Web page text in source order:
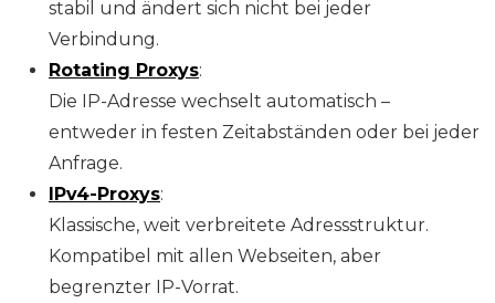
stabil und ändert sich nicht bei jeder
Verbindung.
Rotating Proxys:
Die IP-Adresse wechselt automatisch –
entweder in festen Zeitabständen oder bei jeder
Anfrage.
IPv4-Proxys:
Klassische, weit verbreitete Adressstruktur.
Kompatibel mit allen Webseiten, aber
begrenzter IP-Vorrat.